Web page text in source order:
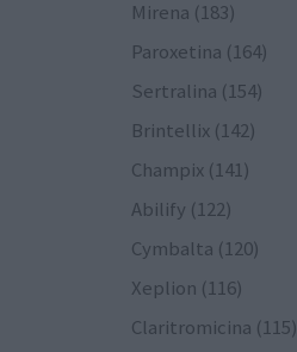
Mirena (183)
Paroxetina (164)
Sertralina (154)
Brintellix (142)
Champix (141)
Abilify (122)
Cymbalta (120)
Xeplion (116)
Claritromicina (115)